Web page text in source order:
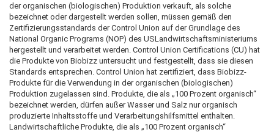
der organischen (biologischen) Produktion verkauft, als solche
bezeichnet oder dargestellt werden sollen, müssen gemäß den
Zertifizierungsstandards der Control Union auf der Grundlage des
National Organic Programs (NOP) des USLandwirtschaftsministeriums
hergestellt und verarbeitet werden. Control Union Certifications (CU) hat
die Produkte von Biobizz untersucht und festgestellt, dass sie diesen
Standards entsprechen. Control Union hat zertifiziert, dass Biobizz-
Produkte für die Verwendung in der organischen (biologischen)
Produktion zugelassen sind. Produkte, die als „100 Prozent organisch“
bezeichnet werden, dürfen außer Wasser und Salz nur organisch
produzierte Inhaltsstoffe und Verarbeitungshilfsmittel enthalten.
Landwirtschaftliche Produkte, die als „100 Prozent organisch“